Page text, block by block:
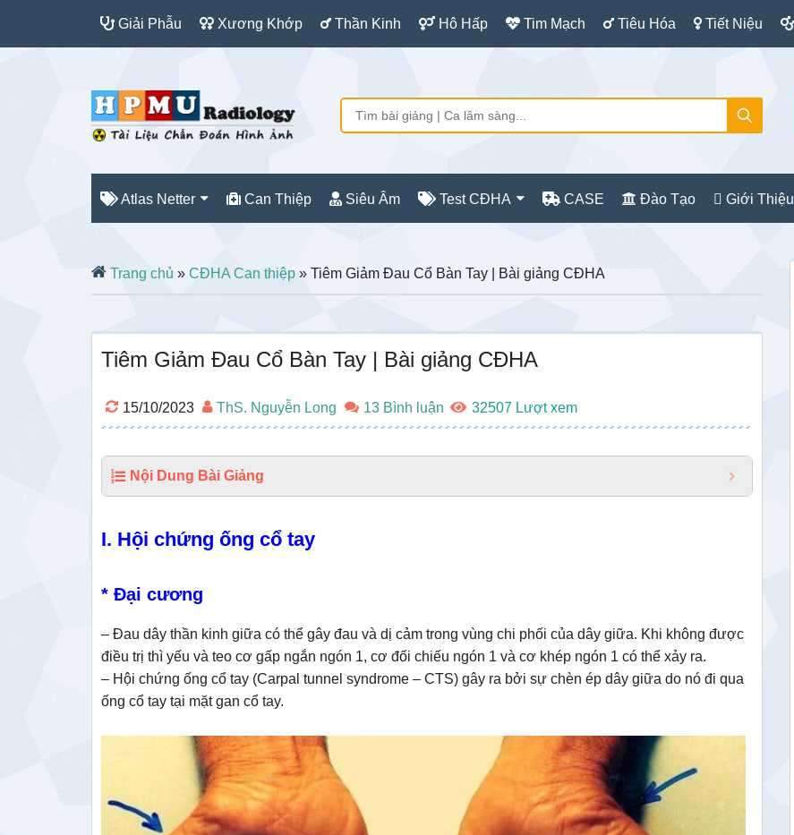
Giải Phẫu Xương Khớp Thần Kinh Hô Hấp Tim Mạch Tiêu Hóa Tiết Niệu
Atlas Netter Can Thiệp Siêu Âm Test CĐHA CASE Đào Tạo Giới Thiệu
Trang chủ » CĐHA Can thiệp » Tiêm Giảm Đau Cổ Bàn Tay | Bài giảng CĐHA
Tiêm Giảm Đau Cổ Bàn Tay | Bài giảng CĐHA
15/10/2023 ThS. Nguyễn Long 13 Bình luận 32507
Nội Dung Bài Giảng
I. Hội chứng ống cổ tay
* Đại cương
– Đau dây thần kinh giữa có thể gây đau và dị cảm trong vùng chi phối của dây giữa. Khi không được
điều trị thì yếu và teo cơ gấp ngắn ngón 1, cơ đối chiếu ngón 1 và cơ khép ngón 1 có thể xảy ra.
– Hội chứng ống cổ tay (Carpal tunnel syndrome – CTS) gây ra bởi sự chèn ép dây giữa do nó đi qua
ống cổ tay tại mặt gan cổ tay.